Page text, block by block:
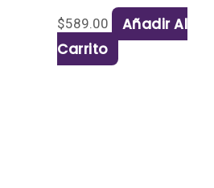
$589.00
Añadir Al
Carrito